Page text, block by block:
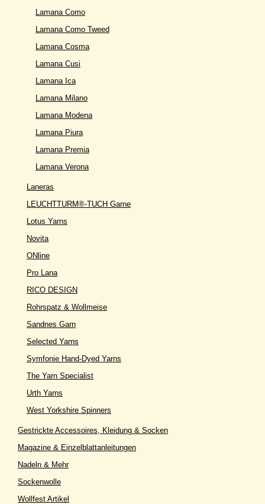
Lamana Como
Lamana Como Tweed
Lamana Cosma
Lamana Cusi
Lamana Ica
Lamana Milano
Lamana Modena
Lamana Piura
Lamana Premia
Lamana Verona
Laneras
LEUCHTTURM®-TUCH Garne
Lotus Yarns
Novita
ONline
Pro Lana
RICO DESIGN
Rohrspatz & Wollmeise
Sandnes Garn
Selected Yarns
Symfonie Hand-Dyed Yarns
The Yarn Specialist
Urth Yarns
West Yorkshire Spinners
Gestrickte Accessoires, Kleidung & Socken
Magazine & Einzelblattanleitungen
Nadeln & Mehr
Sockenwolle
Wollfest Artikel